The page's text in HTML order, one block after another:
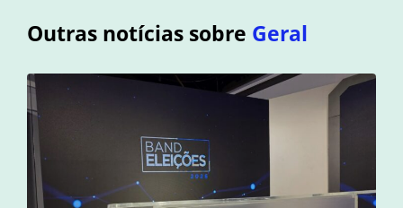
Outras notícias sobre Geral